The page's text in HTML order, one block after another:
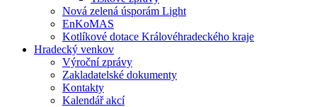
Nová zelená úsporám Light
EnKoMAS
Kotlíkové dotace Královéhradeckého kraje
Hradecký venkov
Výroční zprávy
Zakladatelské dokumenty
Kontakty
Kalendář akcí